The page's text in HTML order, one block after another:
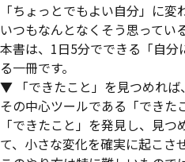
「ちょっとでもよい自分」に
いつもなんとなくそう思ってい
本書は、1日5分でできる「自
る一冊です。
▼ 「できたこと」を見つめれば
その中心ツールである「できた
「できたこと」を発見し、見
て、小さな変化を確実に起こさ